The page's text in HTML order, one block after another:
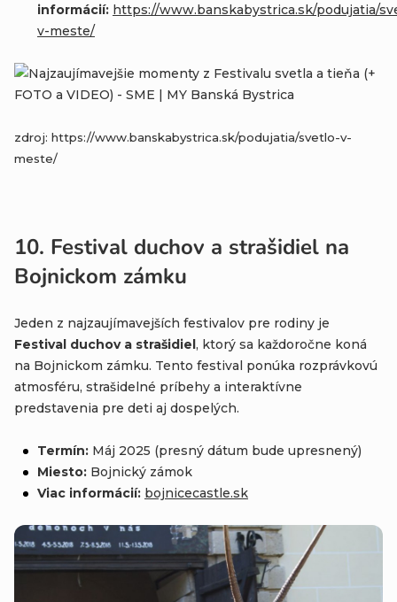
informácií: https://www.banskabystrica.sk/podujatia/
v-meste/
zdroj: https://www.banskabystrica.sk/podujatia/svetlo-v-
meste/
10. Festival duchov a strašidiel na
Bojnickom zámku
Jeden z najzaujímavejších festivalov pre rodiny je
Festival duchov a strašidiel, ktorý sa každoročne koná
na Bojnickom zámku. Tento festival ponúka rozprávkovú
atmosféru, strašidelné príbehy a interaktívne
predstavenia pre deti aj dospelých.
Termín: Máj 2025 (presný dátum bude upresnený)
Miesto: Bojnický zámok
Viac informácií: bojnicecastle.sk